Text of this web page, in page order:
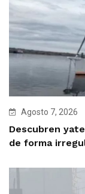
Agosto 7, 2026
Descubren
de forma